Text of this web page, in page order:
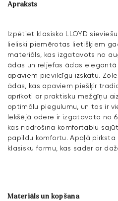
Apraksts
Izpētiet klasisko LLOYD
lieliski piemērotas lietišķiem
materiāls, kas izgatavots no
ādas un reljefas ādas elegantā
apaviem pievilcīgu izskatu.
ādas, kas apaviem piešķir
aprīkoti ar praktisku mežģīņu
optimālu piegulumu, un tos ir
Iekšējā odere ir izgatavota no
kas nodrošina komfortablu
papildu komfortu. Apaļā
klasisku formu, kas sader ar
Materiāls un kopšana